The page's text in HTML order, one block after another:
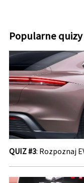
Popularne quizy
QUIZ #3: Rozpoznaj